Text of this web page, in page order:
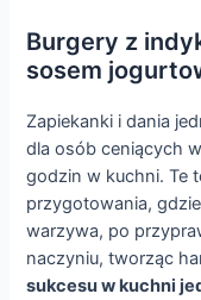
Burgery z
sosem
Zapiekanki i dania
dla osób ceniących
godzin w kuchni. Te
przygotowania,
warzywa, po
naczyniu, tworząc
sukcesu w kuchni